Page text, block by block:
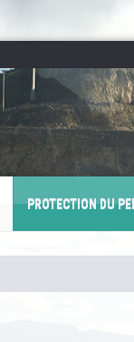
PROTECTION DU